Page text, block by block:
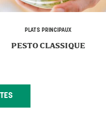
PLATS PRINCIPAUX
PESTO CLASSIQUE